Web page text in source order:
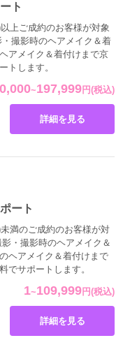
ト
~197,999 円(税込)
上ご成約のお客様が対象
撮影時のヘアメイク＆着
アメイク＆着付けまで京
トします。
詳細を見る
ート
1~109,999 円(税込)
満のご成約のお客様が対
・撮影時のヘアメイク＆
ヘアメイク＆着付けまで
でサポートします。
詳細を見る